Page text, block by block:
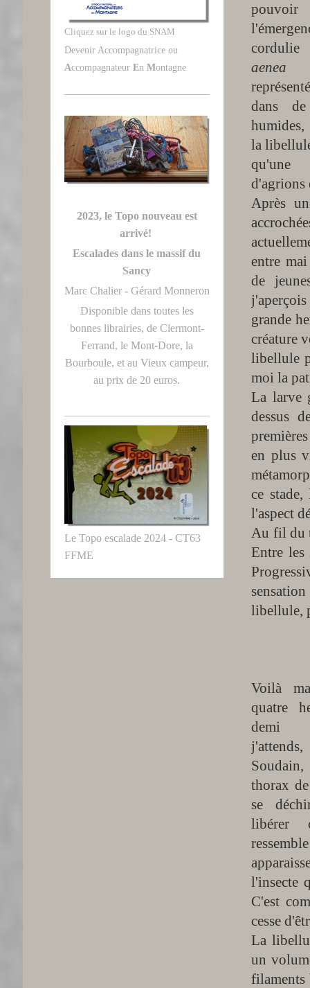
pouvoir
aenea
dans
la
qu'une
d'agrions
Après
entre
de
grande
créature
libellule
moi la
La larve
dessus
en plus
ce
l'aspect
Au fil du
Entre les
libellule,
Voilà
quatre
thorax
se
libérer
l'insecte
C'est
cesse
La
un
filaments
Cliquez sur le logo du SNAM
Devenir Accompagnatrice ou
Accompagnateur En Montagne
2023, le Topo nouveau est
arrivé!
Escalades dans le massif du
Sancy
Marc Chalier - Gérard Monneron
Disponible dans toutes les
bonnes librairies, de Clermont-
Ferrand, le Mont-Dore, la
Bourboule, et au Vieux campeur,
au prix de 20 euros.
Le Topo escalade 2024 - CT63
FFME